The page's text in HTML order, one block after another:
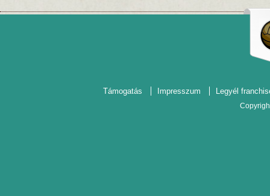
Támogatás Impresszum Legyél